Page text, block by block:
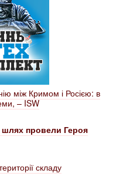
між Кримом і Росією: в
– ISW
шлях провели Героя
складу